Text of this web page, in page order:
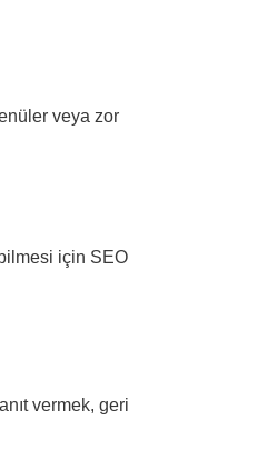
veya zor
için SEO
vermek, geri